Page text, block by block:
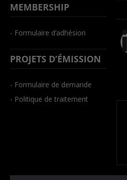
MEMBERSHIP
- Formulaire d’adhésion
PROJETS D’ÉMISSION
- Formulaire de demande
- Politique de traitement